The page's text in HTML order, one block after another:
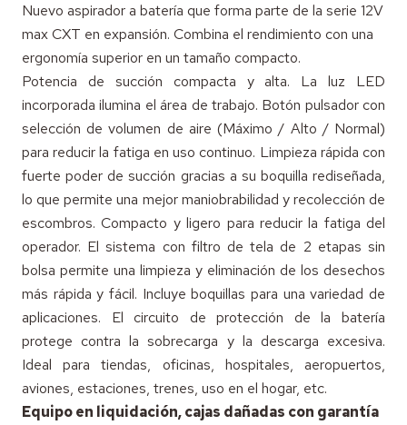
Nuevo aspirador a batería que forma parte de la serie 12V
max CXT en expansión. Combina el rendimiento con una
ergonomía superior en un tamaño compacto.
Potencia de succión compacta y alta. La luz LED
incorporada ilumina el área de trabajo. Botón pulsador con
selección de volumen de aire (Máximo / Alto / Normal)
para reducir la fatiga en uso continuo. Limpieza rápida con
fuerte poder de succión gracias a su boquilla rediseñada,
lo que permite una mejor maniobrabilidad y recolección de
escombros. Compacto y ligero para reducir la fatiga del
operador. El sistema con filtro de tela de 2 etapas sin
bolsa permite una limpieza y eliminación de los desechos
más rápida y fácil. Incluye boquillas para una variedad de
aplicaciones. El circuito de protección de la batería
protege contra la sobrecarga y la descarga excesiva.
Ideal para tiendas, oficinas, hospitales, aeropuertos,
aviones, estaciones, trenes, uso en el hogar, etc.
Equipo en liquidación, cajas dañadas con garantía